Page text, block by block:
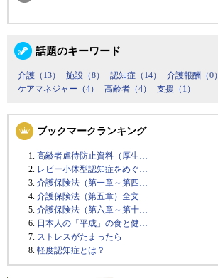
話題のキーワード
介護（13） 施設（8） 認知症（14）
介護報酬（0）
ケアマネジャー（4）
高齢者（4） 支援（1）
ブックマークランキング
高齢者虐待防止資料（厚生…
レビー小体型認知症をめぐ…
介護保険法（第一章～第四…
介護保険法（第五章）全文
介護保険法（第六章～第十…
日本人の「平成」の食と健…
ストレスがたまったら
軽度認知症とは？